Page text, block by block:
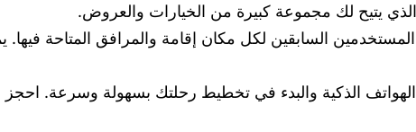
يتيح لك مجموعة كبيرة من الخيارات والعروض.
المستخدمين السابقين لكل مكان إقامة والمرافق المتاحة
الذكية والبدء في تخطيط رحلتك بسهولة وسرعة.